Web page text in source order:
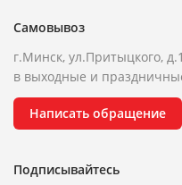
Самовывоз
г.Минск, ул.Притыцкого,
в выходные и
Написать обращение
Подписывайтесь